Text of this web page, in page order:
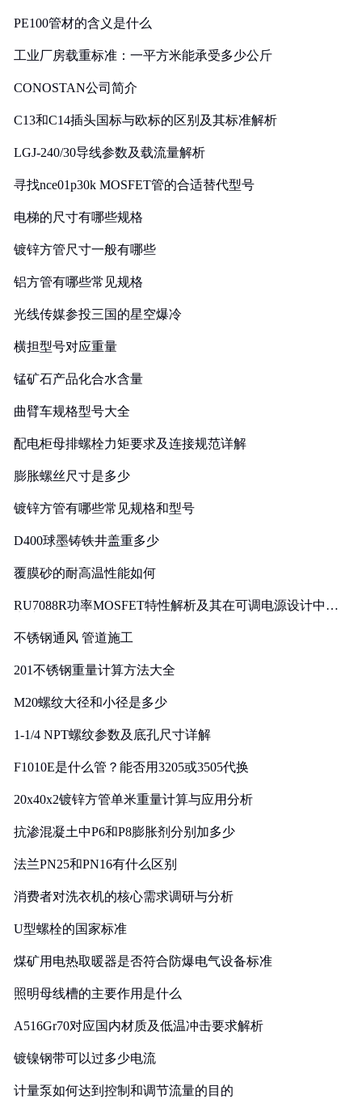
PE100管材的含义是什么
工业厂房载重标准：一平方米能承受多少公斤
CONOSTAN公司简介
C13和C14插头国标与欧标的区别及其标准解析
LGJ-240/30导线参数及载流量解析
寻找nce01p30k MOSFET管的合适替代型号
电梯的尺寸有哪些规格
镀锌方管尺寸一般有哪些
铝方管有哪些常见规格
光线传媒参投三国的星空爆冷
横担型号对应重量
锰矿石产品化合水含量
曲臂车规格型号大全
配电柜母排螺栓力矩要求及连接规范详解
膨胀螺丝尺寸是多少
镀锌方管有哪些常见规格和型号
D400球墨铸铁井盖重多少
覆膜砂的耐高温性能如何
RU7088R功率MOSFET特性解析及其在可调电源设计中的
不锈钢通风 管道施工
201不锈钢重量计算方法大全
M20螺纹大径和小径是多少
1-1/4 NPT螺纹参数及底孔尺寸详解
F1010E是什么管？能否用3205或3505代换
20x40x2镀锌方管单米重量计算与应用分析
抗渗混凝土中P6和P8膨胀剂分别加多少
法兰PN25和PN16有什么区别
消费者对洗衣机的核心需求调研与分析
U型螺栓的国家标准
煤矿用电热取暖器是否符合防爆电气设备标准
照明母线槽的主要作用是什么
A516Gr70对应国内材质及低温冲击要求解析
镀镍钢带可以过多少电流
计量泵如何达到控制和调节流量的目的